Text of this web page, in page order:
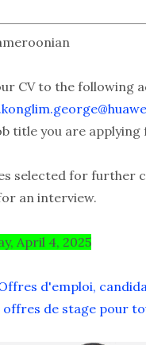
CV to the following
title you are applying
selected for further
an interview.
April 4, 2025
d'emploi,
de stage pour